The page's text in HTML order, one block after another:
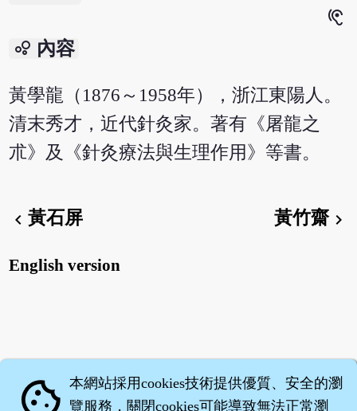
hearing
bubble_chart 內容
黃學龍（1876～1958年），浙江東陽人。
清末秀才，近代針灸家。著有《屠龍之
朮》及《針灸療法與生理作用》等書。
chevron_left黃石屏 黃竹齋chevron_right
English version
cookie 本網站採用cookies技術提供優質、安全的瀏
覽服務，關閉cookies可能導致無法正常瀏